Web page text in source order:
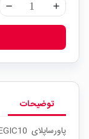
remove add
توضیحات